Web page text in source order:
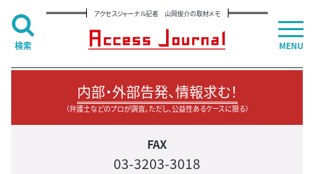
アクセスジャーナル記者 山岡俊介の取材メモ
内部・外部告発、情報求む！
（弁護士などのプロが調査。ただし、公益性あるケースに限る）
FAX
03-3203-3018
MENU
検索